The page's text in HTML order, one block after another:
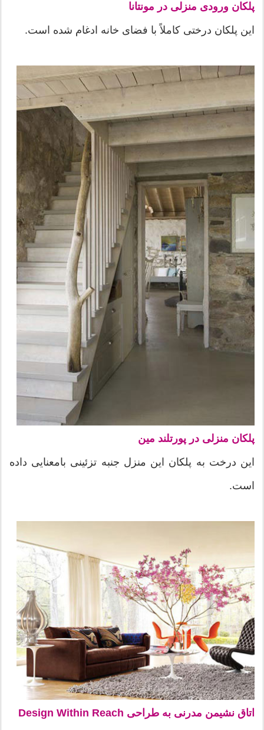
پلکان ورودی منزلی در مونتانا
این پلکان درختی کاملاً با فضای خانه ادغام شده است.
پلکان منزلی در پورتلند مین
این درخت به پلکان این منزل جنبه تزئینی بامعنایی داده
است.
اتاق نشیمن مدرنی به طراحی Design Within Reach